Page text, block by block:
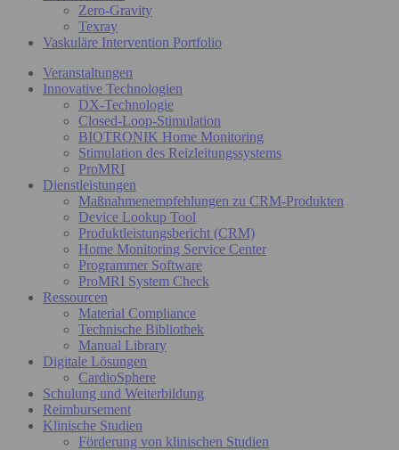
Zero-Gravity
Texray
Vaskuläre Intervention Portfolio
Veranstaltungen
Innovative Technologien
DX-Technologie
Closed-Loop-Stimulation
BIOTRONIK Home Monitoring
Stimulation des Reizleitungssystems
ProMRI
Dienstleistungen
Maßnahmenempfehlungen zu CRM-Produkten
Device Lookup Tool
Produktleistungsbericht (CRM)
Home Monitoring Service Center
Programmer Software
ProMRI System Check
Ressourcen
Material Compliance
Technische Bibliothek
Manual Library
Digitale Lösungen
CardioSphere
Schulung und Weiterbildung
Reimbursement
Klinische Studien
Förderung von klinischen Studien